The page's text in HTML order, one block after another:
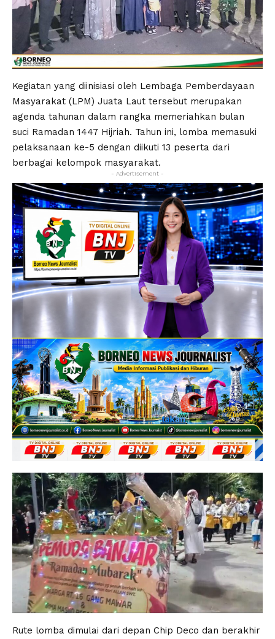
Kegiatan yang diinisiasi oleh Lembaga Pemberdayaan
Masyarakat (LPM) Juata Laut tersebut merupakan
agenda tahunan dalam rangka memeriahkan bulan
suci Ramadan 1447 Hijriah. Tahun ini, lomba memasuki
pelaksanaan ke-5 dengan diikuti 13 peserta dari
berbagai kelompok masyarakat.
- Advertisement -
Rute lomba dimulai dari depan Chip Deco dan berakhir